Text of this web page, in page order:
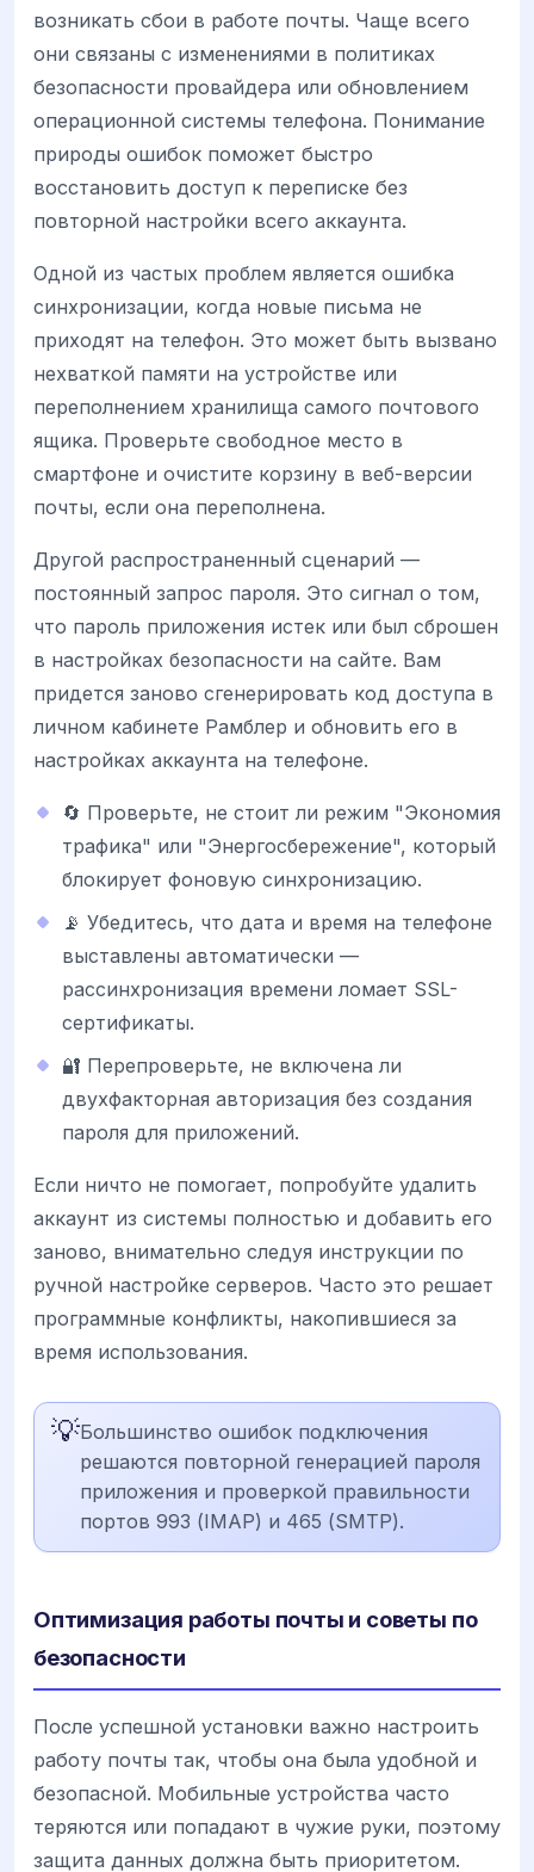
возникать сбои в работе почты. Чаще всего
они связаны с изменениями в политиках
безопасности провайдера или обновлением
операционной системы телефона. Понимание
природы ошибок поможет быстро
восстановить доступ к переписке без
повторной настройки всего аккаунта.
Одной из частых проблем является ошибка
синхронизации, когда новые письма не
приходят на телефон. Это может быть вызвано
нехваткой памяти на устройстве или
переполнением хранилища самого почтового
ящика. Проверьте свободное место в
смартфоне и очистите корзину в веб-версии
почты, если она переполнена.
Другой распространенный сценарий —
постоянный запрос пароля. Это сигнал о том,
что пароль приложения истек или был сброшен
в настройках безопасности на сайте. Вам
придется заново сгенерировать код доступа в
личном кабинете Рамблер и обновить его в
настройках аккаунта на телефоне.
🔄 Проверьте, не стоит ли режим "Экономия
трафика" или "Энергосбережение", который
блокирует фоновую синхронизацию.
📡 Убедитесь, что дата и время на телефоне
выставлены автоматически —
рассинхронизация времени ломает SSL-
сертификаты.
🔐 Перепроверьте, не включена ли
двухфакторная авторизация без создания
пароля для приложений.
Если ничто не помогает, попробуйте удалить
аккаунт из системы полностью и добавить его
заново, внимательно следуя инструкции по
ручной настройке серверов. Часто это решает
программные конфликты, накопившиеся за
время использования.
💡Большинство ошибок подключения
решаются повторной генерацией пароля
приложения и проверкой правильности
портов 993 (IMAP) и 465 (SMTP).
Оптимизация работы почты и советы по
безопасности
После успешной установки важно настроить
работу почты так, чтобы она была удобной и
безопасной. Мобильные устройства часто
теряются или попадают в чужие руки, поэтому
защита данных должна быть приоритетом.